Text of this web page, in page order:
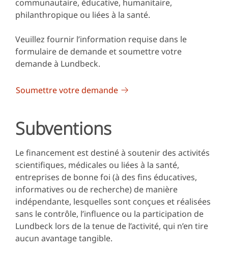
communautaire, éducative, humanitaire,
philanthropique ou liées à la santé.
Veuillez fournir l’information requise dans le
formulaire de demande et soumettre votre
demande à Lundbeck.
Soumettre votre demande
Subventions
Le financement est destiné à soutenir des activités
scientifiques, médicales ou liées à la santé,
entreprises de bonne foi (à des fins éducatives,
informatives ou de recherche) de manière
indépendante, lesquelles sont conçues et réalisées
sans le contrôle, l’influence ou la participation de
Lundbeck lors de la tenue de l’activité, qui n’en tire
aucun avantage tangible.